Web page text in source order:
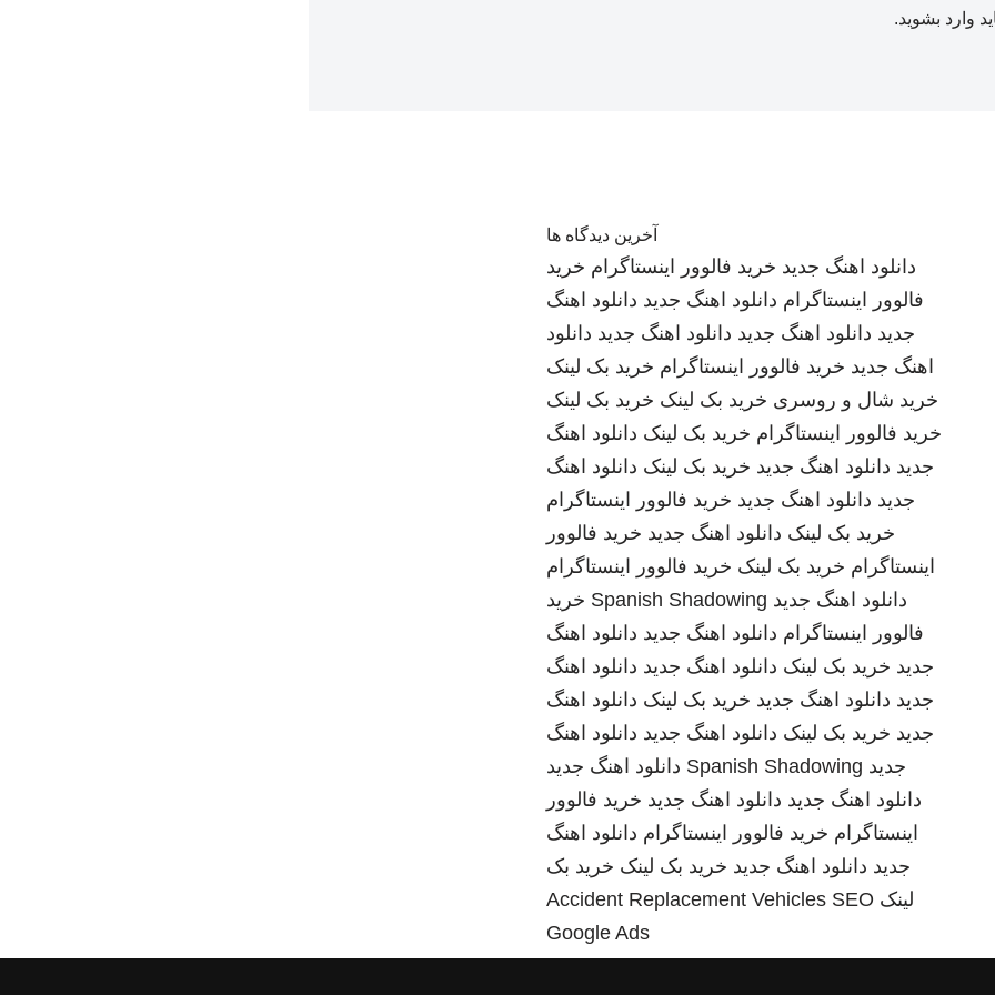
وارد بشوید.
آخرین دیدگاه ها
دانلود اهنگ جدید خرید فالوور اینستاگرام خرید
فالوور اینستاگرام دانلود اهنگ جدید دانلود اهنگ
جدید دانلود اهنگ جدید دانلود اهنگ جدید دانلود
اهنگ جدید خرید فالوور اینستاگرام خرید بک لینک
خرید شال و روسری خرید بک لینک خرید بک لینک
خرید فالوور اینستاگرام خرید بک لینک دانلود اهنگ
جدید دانلود اهنگ جدید خرید بک لینک دانلود اهنگ
جدید دانلود اهنگ جدید خرید فالوور اینستاگرام
خرید بک لینک دانلود اهنگ جدید خرید فالوور
اینستاگرام خرید بک لینک خرید فالوور اینستاگرام
دانلود اهنگ جدید Spanish Shadowing خرید
فالوور اینستاگرام دانلود اهنگ جدید دانلود اهنگ
جدید خرید بک لینک دانلود اهنگ جدید دانلود اهنگ
جدید دانلود اهنگ جدید خرید بک لینک دانلود اهنگ
جدید خرید بک لینک دانلود اهنگ جدید دانلود اهنگ
جدید Spanish Shadowing دانلود اهنگ جدید
دانلود اهنگ جدید دانلود اهنگ جدید خرید فالوور
اینستاگرام خرید فالوور اینستاگرام دانلود اهنگ
جدید دانلود اهنگ جدید خرید بک لینک خرید بک
لینک
Accident Replacement Vehicles SEO
Google Ads